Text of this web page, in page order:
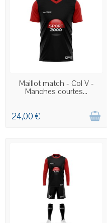
COMMANDE PERSONNALISÉE
Maillot match - Col V -
Manches courtes...
24,00 €